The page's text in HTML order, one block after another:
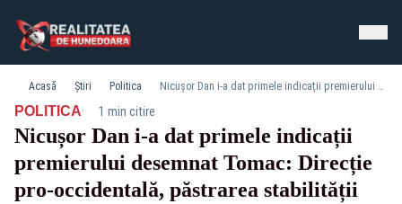
Acasă Știri Politica Nicușor Dan i-a dat primele indicații premierului desemnat Tomac: Direcție pro-occidentală, păstrarea stabilității financiare...
POLITICA· 1 min citire
Nicușor Dan i-a dat primele indicații
premierului desemnat Tomac: Direcție
pro-occidentală, păstrarea stabilității